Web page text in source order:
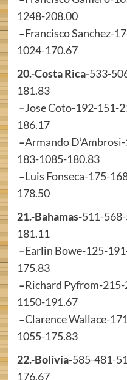
1248-208.00
–Francisco Sanchez-
1024-170.67
20.-Costa Rica-533-
181.83
–Jose Coto-192-151-
186.17
–Armando
183-1085-180.83
–Luis Fonseca-175-
178.50
21.-Bahamas-511-
181.11
–Earlin Bowe-125-
175.83
–Richard Pyfrom-
1150-191.67
–Clarence Wallace-
1055-175.83
22.-Bolívia-585-481-
176.67